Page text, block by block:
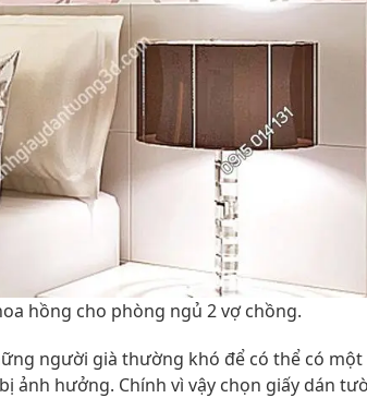
hồng cho phòng ngủ 2 vợ chồng.
người già thường khó để có thể có một
ảnh hưởng. Chính vì vậy chọn giấy dán